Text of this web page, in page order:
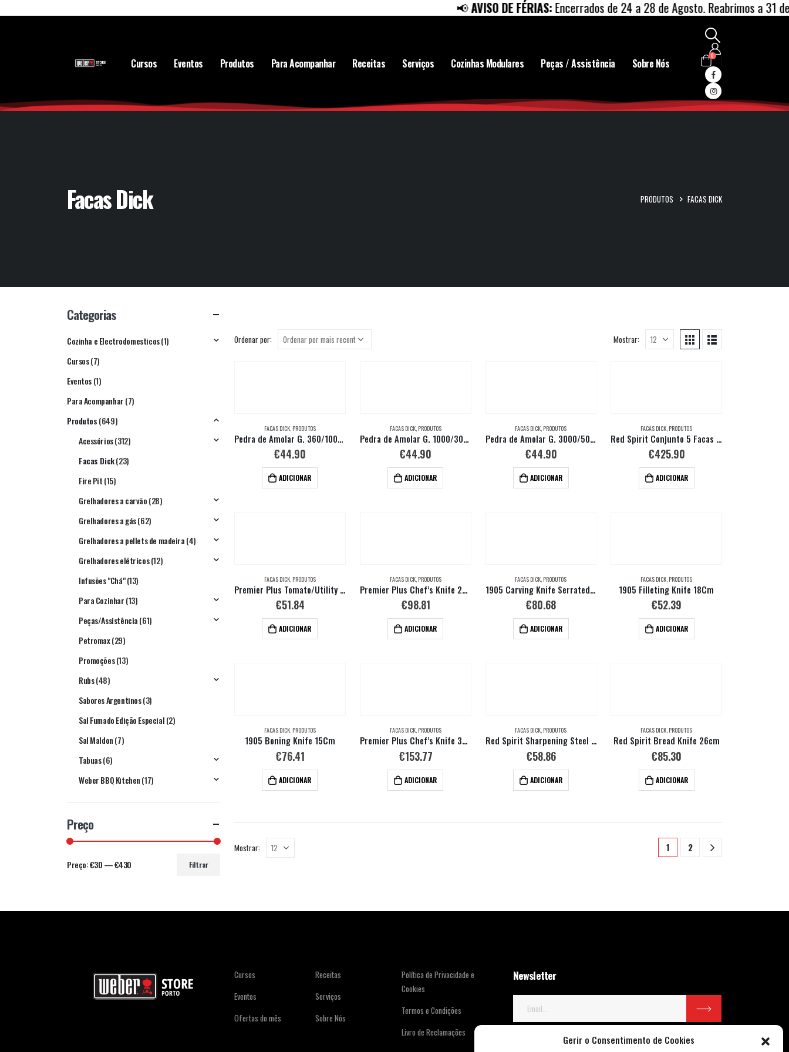
Gerir o Consentimento de Cookies
AVISO DE FÉRIAS:Encerrados de 24 a 28 de Agosto. Reabrimos a 31 de
Cursos Eventos Produtos Para Acompanhar Receitas Serviços Cozinhas Modulares Peças / Assistência Sobre Nós
0
Facas Dick PRODUTOS FACAS DICK
Ordenar por: Mostrar:
FACAS DICK, PRODUTOS
Pedra de Amolar G. 360/1000 + Suporte
€44.90
ADICIONAR
FACAS DICK, PRODUTOS
Pedra de Amolar G. 1000/3000 + Suporte
€44.90
ADICIONAR
FACAS DICK, PRODUTOS
Pedra de Amolar G. 3000/5000 + Suporte
€44.90
ADICIONAR
FACAS DICK, PRODUTOS
Red Spirit Conjunto 5 Facas + Estojo em Couro
€425.90
ADICIONAR
FACAS DICK, PRODUTOS
Premier Plus Tomato/Utility Knife, Serrated Edge 13Cm
€51.84
ADICIONAR
FACAS DICK, PRODUTOS
Premier Plus Chef’s Knife 23 Cm
€98.81
ADICIONAR
FACAS DICK, PRODUTOS
1905 Carving Knife Serrated Edge 21Cm
€80.68
ADICIONAR
FACAS DICK, PRODUTOS
1905 Filleting Knife 18Cm
€52.39
ADICIONAR
FACAS DICK, PRODUTOS
1905 Boning Knife 15Cm
€76.41
ADICIONAR
FACAS DICK, PRODUTOS
Premier Plus Chef’s Knife 30Cm
€153.77
ADICIONAR
FACAS DICK, PRODUTOS
Red Spirit Sharpening Steel Round 25 Cm
€58.86
ADICIONAR
FACAS DICK, PRODUTOS
Red Spirit Bread Knife 26cm
€85.30
ADICIONAR
Mostrar: 1 2
Categorias
Cozinha e Electrodomesticos(1)
Cursos(7)
Eventos(1)
Para Acompanhar(7)
Produtos(649)
Acessórios(312)
Facas Dick(23)
Fire Pit(15)
Grelhadores a carvão(28)
Grelhadores a gás(62)
Grelhadores a pellets de madeira(4)
Grelhadores elétricos(12)
Infusões "Chá"(13)
Para Cozinhar(13)
Peças/Assistência(61)
Petromax(29)
Promoções(13)
Rubs(48)
Sabores Argentinos(3)
Sal Fumado Edição Especial(2)
Sal Maldon(7)
Tabuas(6)
Weber BBQ Kitchen(17)
Preço
Filtrar
Preço:€30—€430
Cursos
Eventos
Ofertas do mês
Receitas
Serviços
Sobre Nós
Política de Privacidade e
Cookies
Termos e Condições
Livro de Reclamações
Newsletter